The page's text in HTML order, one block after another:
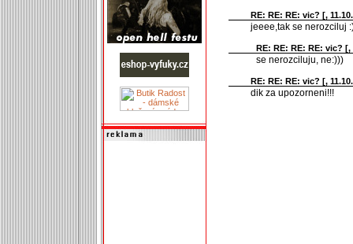
RE: RE: RE: vic? [,
jeeee,tak se nerozciluj
RE: RE: RE: RE: vic? [,
se nerozciluju, ne:)))
RE: RE: RE: vic? [,
dik za upozorneni!!!